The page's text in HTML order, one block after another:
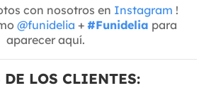
con nosotros en Instagram !
@funidelia + #Funidelia para
aparecer aquí.
LOS CLIENTES: